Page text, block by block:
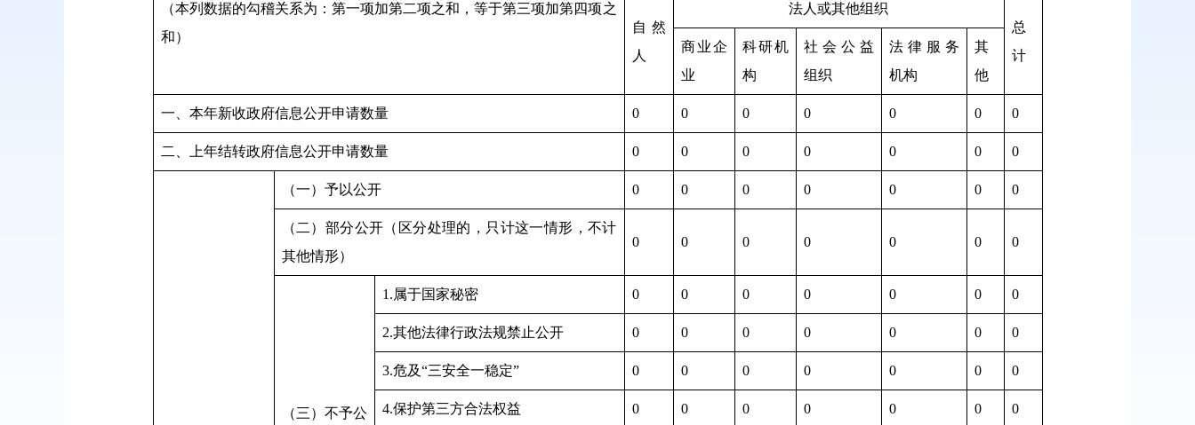
（本列数据的勾稽关系为：第一项加第二项之和，等于第三项加第四项之
和）
自然
人
法人或其他组织
总
计
商业企
业
科研机
构
社会公益
组织
法律服务
机构
其
他
一、本年新收政府信息公开申请数量 0 0 0 0 0 0 0
二、上年结转政府信息公开申请数量 0 0 0 0 0 0 0
（一）予以公开 0 0 0 0 0 0 0
（二）部分公开（区分处理的，只计这一情形，不计
其他情形）
0 0 0 0 0 0 0
（三）不予公
1.属于国家秘密 0 0 0 0 0 0 0
2.其他法律行政法规禁止公开 0 0 0 0 0 0 0
3.危及“三安全一稳定” 0 0 0 0 0 0 0
4.保护第三方合法权益 0 0 0 0 0 0 0